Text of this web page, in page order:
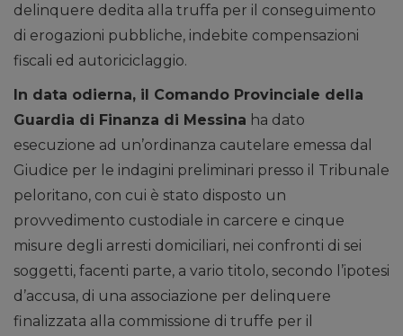
delinquere dedita alla truffa per il conseguimento
di erogazioni pubbliche, indebite compensazioni
fiscali ed autoriciclaggio.
In data odierna, il Comando Provinciale della
Guardia di Finanza di Messina ha dato
esecuzione ad un’ordinanza cautelare emessa dal
Giudice per le indagini preliminari presso il Tribunale
peloritano, con cui è stato disposto un
provvedimento custodiale in carcere e cinque
misure degli arresti domiciliari, nei confronti di sei
soggetti, facenti parte, a vario titolo, secondo l’ipotesi
d’accusa, di una associazione per delinquere
finalizzata alla commissione di truffe per il